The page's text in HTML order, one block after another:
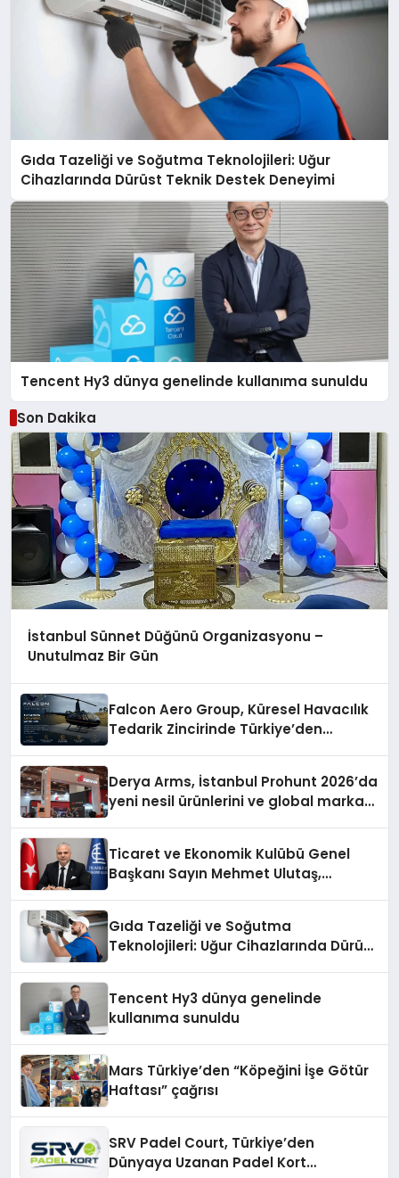
Gıda Tazeliği ve Soğutma Teknolojileri: Uğur
Cihazlarında Dürüst Teknik Destek Deneyimi
Tencent Hy3 dünya genelinde kullanıma sunuldu
Son Dakika
İstanbul Sünnet Düğünü Organizasyonu –
Unutulmaz Bir Gün
Falcon Aero Group, Küresel Havacılık
Tedarik Zincirinde Türkiye’den
Derya Arms, İstanbul Prohunt 2026’da
yeni nesil ürünlerini ve global marka
Ticaret ve Ekonomik Kulübü Genel
Başkanı Sayın Mehmet Ulutaş,
Gıda Tazeliği ve Soğutma
Teknolojileri: Uğur Cihazlarında Dürüst
Tencent Hy3 dünya genelinde
kullanıma sunuldu
Mars Türkiye’den “Köpeğini İşe Götür
Haftası” çağrısı
SRV Padel Court, Türkiye’den
Dünyaya Uzanan Padel Kort